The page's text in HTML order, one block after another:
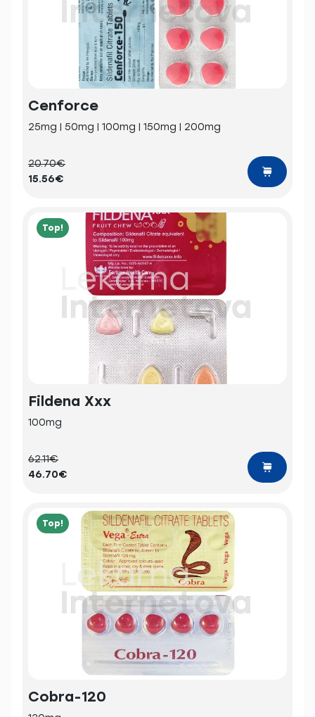
Cenforce
25mg | 50mg | 100mg | 150mg | 200mg
20.70€
15.56€
Top!
Fildena Xxx
100mg
62.11€
46.70€
Top!
Cobra-120